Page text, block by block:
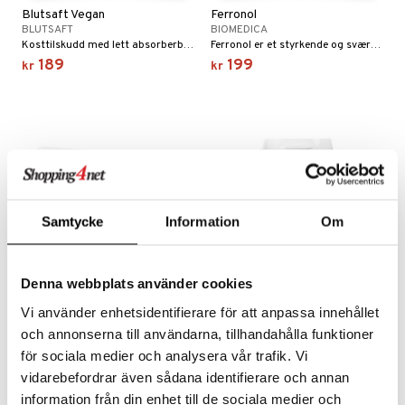
Samtycke Information Om
Denna webbplats använder cookies
Vi använder enhetsidentifierare för att anpassa innehållet
och annonserna till användarna, tillhandahålla funktioner
för sociala medier och analysera vår trafik. Vi
vidarebefordrar även sådana identifierare och annan
information från din enhet till de sociala medier och
Blutsaft Vegan
BLUTSAFT
Kosttilskudd med lett absorberbart jern.
kr 189
Ferronol
BIOMEDICA
Ferronol er et styrkende og svært velsmakende naturlig jerntilskudd med folsyre, vitaminer og bær. Ferronol er allsidig og kan brukes ved lave jernnivåer i alle livets faser.
kr 199
Ledins Hemoplett
LEDINS
Spesielt sammensatte vitaminer og mineraler for kvinner i fertil alder. Med nesle- og alfalfaekstrakt.
kr 119
JärnOptimal
HELHETSHÄLSA
kr 159